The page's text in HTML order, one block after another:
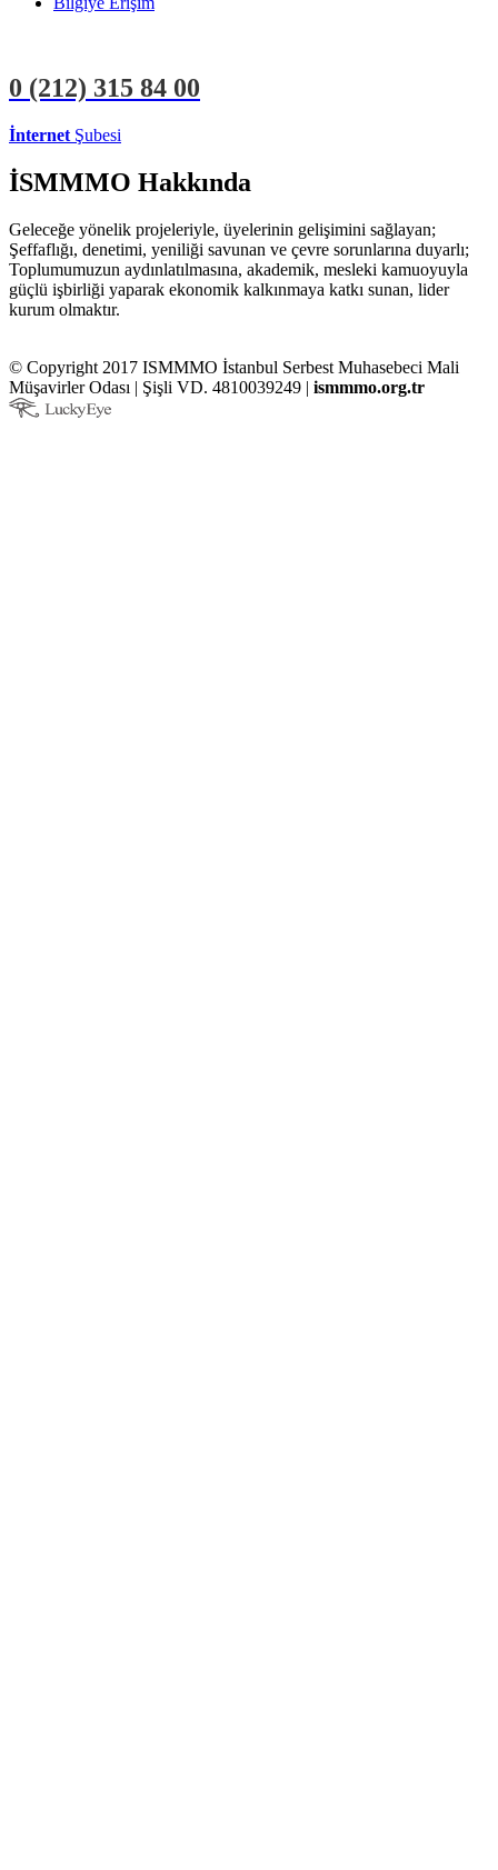
0 (212) 315 84 00
İnternet Şubesi
İSMMMO Hakkında
Geleceğe yönelik projeleriyle, üyelerinin gelişimini sağlayan;
Şeffaflığı, denetimi, yeniliği savunan ve çevre sorunlarına duyarlı;
Toplumumuzun aydınlatılmasına, akademik, mesleki kamuoyuyla
güçlü işbirliği yaparak ekonomik kalkınmaya katkı sunan, lider
kurum olmaktır.
© Copyright 2017 ISMMMO İstanbul Serbest Muhasebeci Mali
Müşavirler Odası | Şişli VD. 4810039249 | ismmmo.org.tr